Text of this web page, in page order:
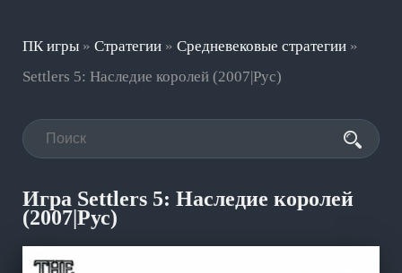
ПК игры » Стратегии » Средневековые стратегии »
Settlers 5: Наследие королей (2007|Рус)
Игра Settlers 5: Наследие королей
(2007|Рус)